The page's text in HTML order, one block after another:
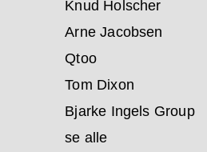
Knud Holscher
Arne Jacobsen
Qtoo
Tom Dixon
Bjarke Ingels Group
se alle